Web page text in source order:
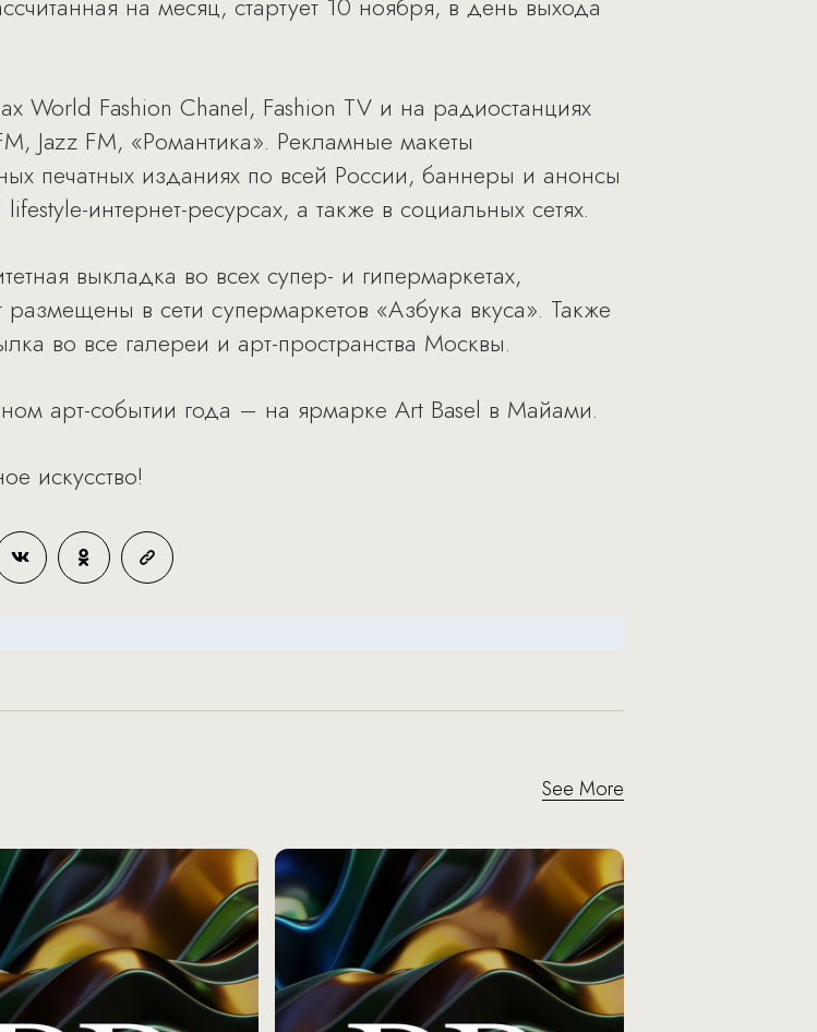
World Fashion Chanel, Fashion TV и на радиостанциях
Jazz FM, «Романтика». Рекламные макеты
печатных изданиях по всей России, баннеры и анонсы
интернет-ресурсах, а также в социальных сетях.
выкладка во всех супер- и гипермаркетах,
в сети cупермаркетов «Азбука вкуса». Также
во все галереи и арт-пространства Москвы.
арт-событии года – на ярмарке Art Basel в Майами.
искусство!
See More